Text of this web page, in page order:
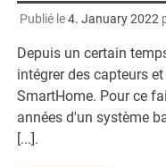
Publié le4. January 2022
Depuis un certain
intégrer des capteurs
SmartHome. Pour ce
années d'un système
[...].